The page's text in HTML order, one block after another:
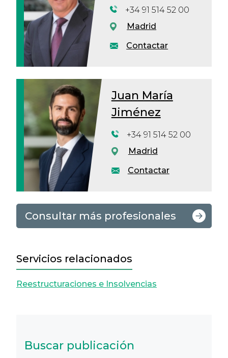
Contactar
+34 91 514 52 00
Madrid
Juan María
Jiménez
Contactar
+34 91 514 52 00
Madrid
Consultar más profesionales
Servicios relacionados
Reestructuraciones e Insolvencias
Buscar publicación